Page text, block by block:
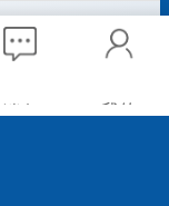
消息 我的